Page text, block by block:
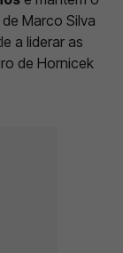
Marco Silva
a liderar as
de Hornicek